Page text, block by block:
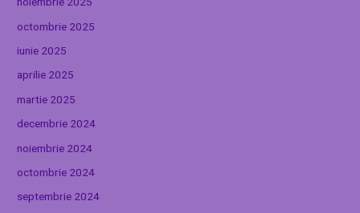
octombrie 2025
iunie 2025
aprilie 2025
martie 2025
decembrie 2024
noiembrie 2024
octombrie 2024
septembrie 2024